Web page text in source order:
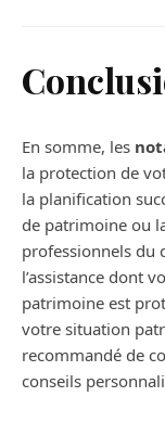
En somme, les
la protection de
la planification
de patrimoine ou
professionnels du
l’assistance dont
patrimoine est
votre situation
recommandé de
conseils